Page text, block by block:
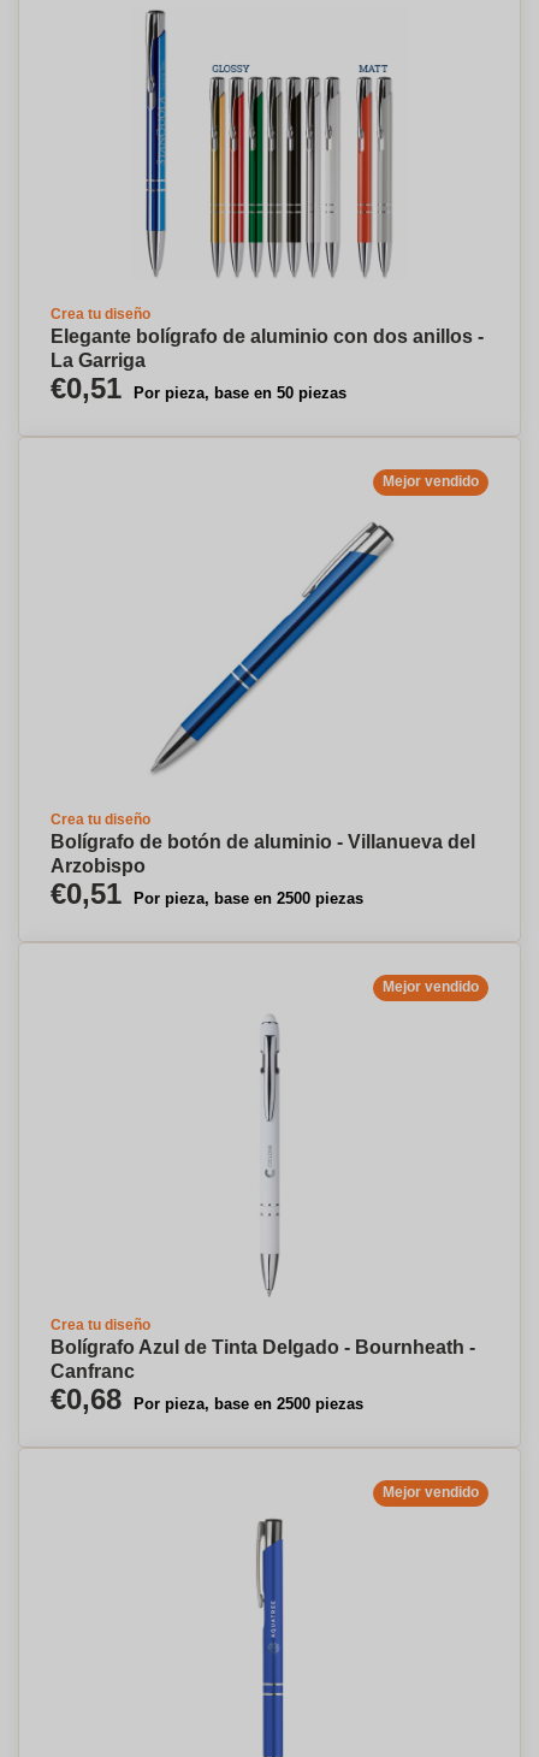
Crea tu diseño
Elegante bolígrafo de aluminio con dos anillos -
La Garriga
€0,51 Por pieza, base en 50 piezas
Mejor vendido
Crea tu diseño
Bolígrafo de botón de aluminio - Villanueva del
Arzobispo
€0,51 Por pieza, base en 2500 piezas
Mejor vendido
Crea tu diseño
Bolígrafo Azul de Tinta Delgado - Bournheath -
Canfranc
€0,68 Por pieza, base en 2500 piezas
Mejor vendido